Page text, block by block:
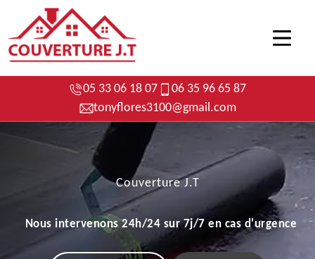
05 33 06 18 07
06 35 96 65 87
tonyflores3100@gmail.com
Couverture J.T
Nous intervenons 24h/24 sur 7j/7 en cas d'urgence